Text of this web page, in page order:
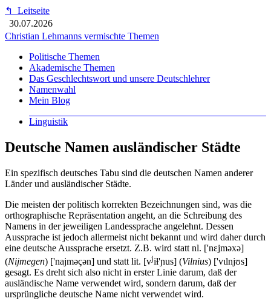
↰
Leitseite
30.07.2026
Christian Lehmanns vermischte Themen
Politische Themen
Akademische Themen
Das Geschlechtswort und unsere Deutschlehrer
Namenwahl
Mein Blog
Linguistik
Deutsche Namen ausländischer Städte
Ein spezifisch deutsches Tabu sind die deutschen Namen anderer
Länder und ausländischer Städte.
Die meisten der politisch korrekten Bezeichnungen sind, was die
orthographische Repräsentation angeht, an die Schreibung des
Namens in der jeweiligen Landessprache angelehnt. Dessen
Aussprache ist jedoch allermeist nicht bekannt und wird daher durch
eine deutsche Aussprache ersetzt. Z.B. wird statt nl. ['nɛjməxə]
(Nijmegen) ['najməçən] und statt lit. [vjiɫ'ɲus] (Vilnius) ['vɩlnjʊs]
gesagt. Es dreht sich also nicht in erster Linie darum, daß der
ausländische Name verwendet wird, sondern darum, daß der
ursprüngliche deutsche Name nicht verwendet wird.